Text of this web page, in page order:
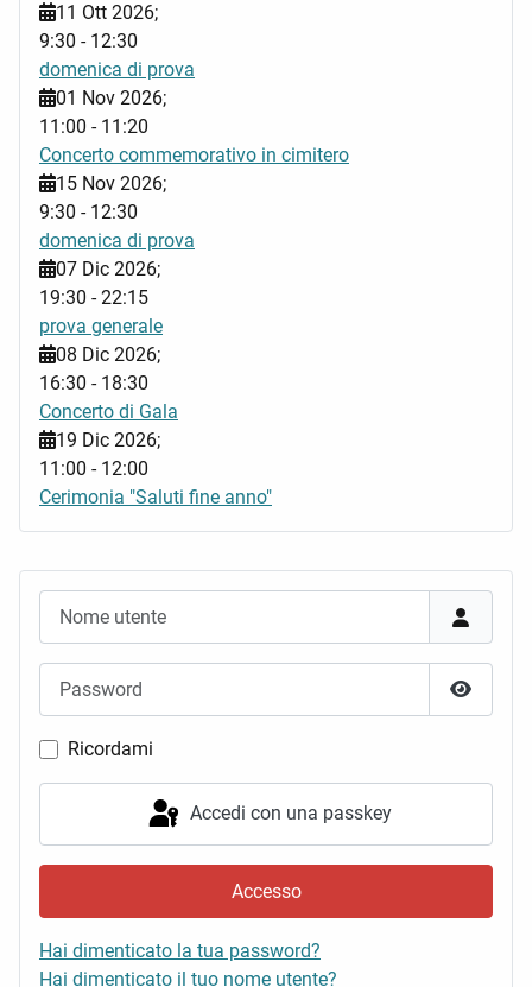
Mostra
Ricordami
Accedi con una passkey
Accesso
Hai dimenticato la tua password?
Hai dimenticato il tuo nome utente?
11 Ott 2026;
9:30 - 12:30
domenica di prova
01 Nov 2026;
11:00 - 11:20
Concerto commemorativo in cimitero
15 Nov 2026;
9:30 - 12:30
domenica di prova
07 Dic 2026;
19:30 -22:15
prova generale
08 Dic 2026;
16:30 - 18:30
Concerto di Gala
19 Dic 2026;
11:00 - 12:00
Cerimonia "Saluti fine anno"